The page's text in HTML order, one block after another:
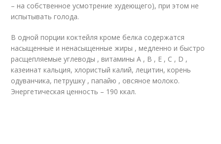
– на собственное усмотрение худеющего), при этом не
испытывать голода.
В одной порции коктейля кроме белка содержатся
насыщенные и ненасыщенные жиры , медленно и быстро
расщепляемые углеводы , витамины A , B , E , C , D ,
казеинат кальция, хлористый калий, лецитин, корень
одуванчика, петрушку , папайю , овсяное молоко.
Энергетическая ценность – 190 ккал.